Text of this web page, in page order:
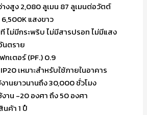
งสูง 2,080 ลูเมน 87 ลูเมนต่อวัตต์
แสงขาว
ไม่มีกระพริบ ไม่มีสารปรอท ไม่มีแสง
นตราย
กเตอร์ (PF.) 0.9
เหมาะสำหรับใช้ภายในอาคาร
านยาวนานถึง 30,000 ชั่วโมง
าน -20 องศา ถึง 50 องศา
ค้า 1 ปื